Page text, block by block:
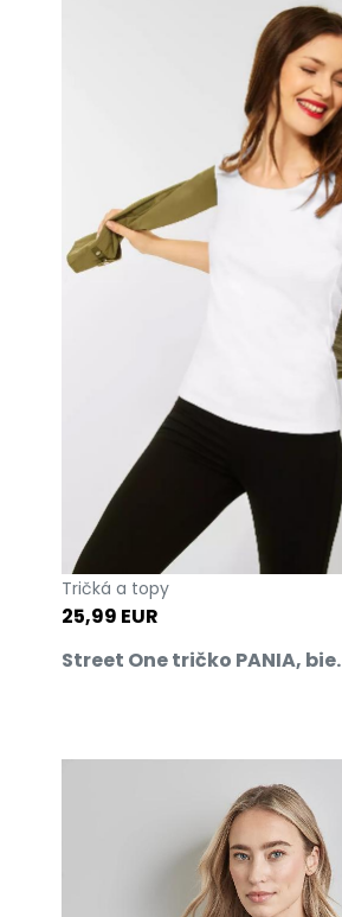
Tričká a topy
25,99 EUR
Street One tričko PANIA, bie.